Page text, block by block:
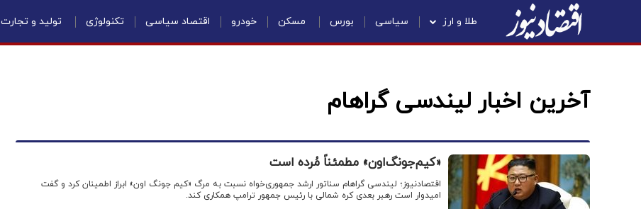
طلا و ارز سیاسی بورس مسکن خودرو اقتصاد سیاسی تکنولوژی تولید و تجارت
آخرین اخبار لیندسی گراهام
«کیم‌جونگ‌اون» مطمئناً مُرده است
اقتصادنیوز؛ لیندسی گراهام سناتور ارشد جمهوری‌خواه نسبت به مرگ «کیم جونگ اون» ابراز اطمینان کرد و گفت
امیدوار است رهبر بعدی کره شمالی با رئیس جمهور ترامپ همکاری کند.